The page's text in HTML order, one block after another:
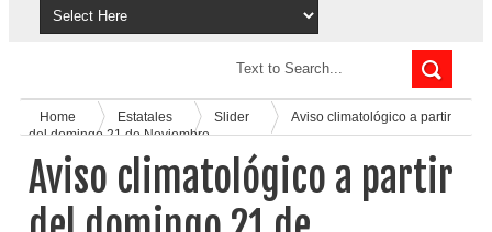
Home Estatales Slider
Aviso climatológico a partir
del domingo 21 de Noviembre
Aviso climatológico a partir